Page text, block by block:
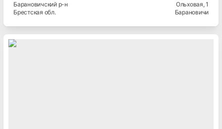
Барановичскийр-н
Брестская обл.
Ольховая, 1
Барановичи